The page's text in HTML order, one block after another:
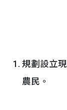
規劃設立
農民。